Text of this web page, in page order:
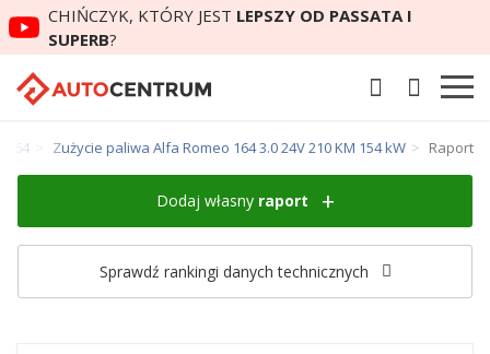
CHIŃCZYK, KTÓRY JEST LEPSZY OD PASSATA I
SUPERB?
164 Zużycie paliwa Alfa Romeo 164 3.0 24V 210 KM 154 kW Raport
Dodaj własny raport
Sprawdź rankingi danych technicznych